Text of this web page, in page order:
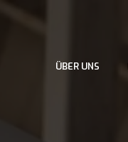
ÜBER UNS